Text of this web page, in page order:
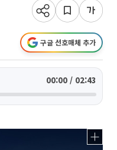
구글 선호매체 추가
00:00 / 02:43